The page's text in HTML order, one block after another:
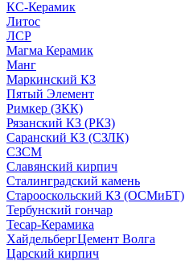
КС-Керамик
Литос
ЛСР
Магма Керамик
Манг
Маркинский КЗ
Пятый Элемент
Римкер (ЗКК)
Рязанский КЗ (РКЗ)
Саранский КЗ (СЗЛК)
СЗСМ
Славянский кирпич
Сталинградский камень
Старооскольский КЗ (ОСМиБТ)
Тербунский гончар
Тесар-Керамика
ХайдельбергЦемент Волга
Царский кирпич